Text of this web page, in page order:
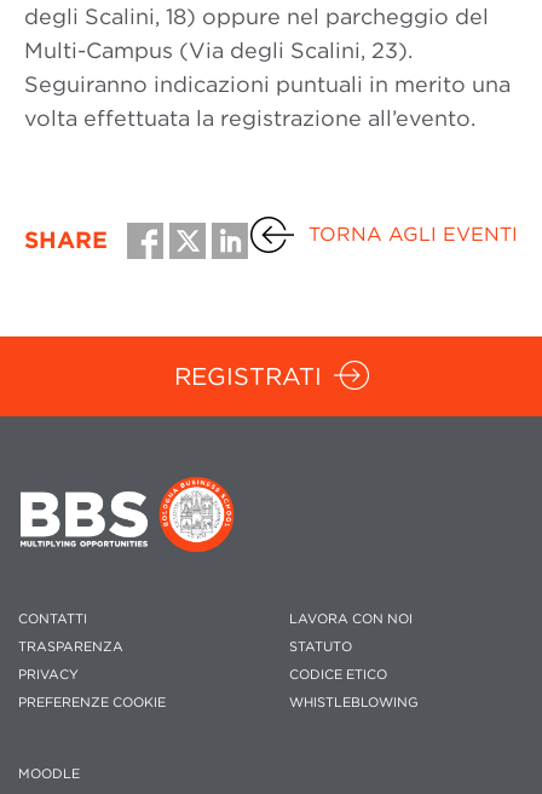
degli Scalini, 18) oppure nel parcheggio del
Multi-Campus (Via degli Scalini, 23).
Seguiranno indicazioni puntuali in merito una
volta effettuata la registrazione all’evento.
SHARE TORNA AGLI EVENTI
REGISTRATI
CONTATTI
TRASPARENZA
PRIVACY
PREFERENZE COOKIE
LAVORA CON NOI
STATUTO
CODICE ETICO
WHISTLEBLOWING
MOODLE